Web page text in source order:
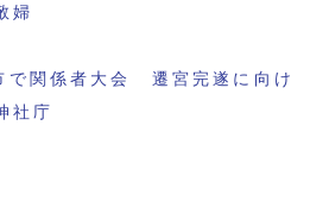
婦
で関係者大会 遷宮完遂に向け
社庁